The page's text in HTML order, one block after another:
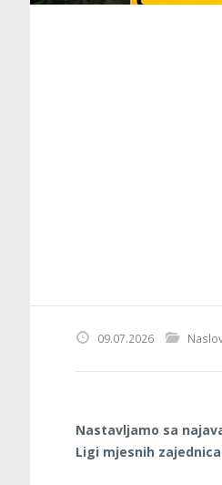
09.07.2026
Nastavljamo sa
Ligi mjesnih